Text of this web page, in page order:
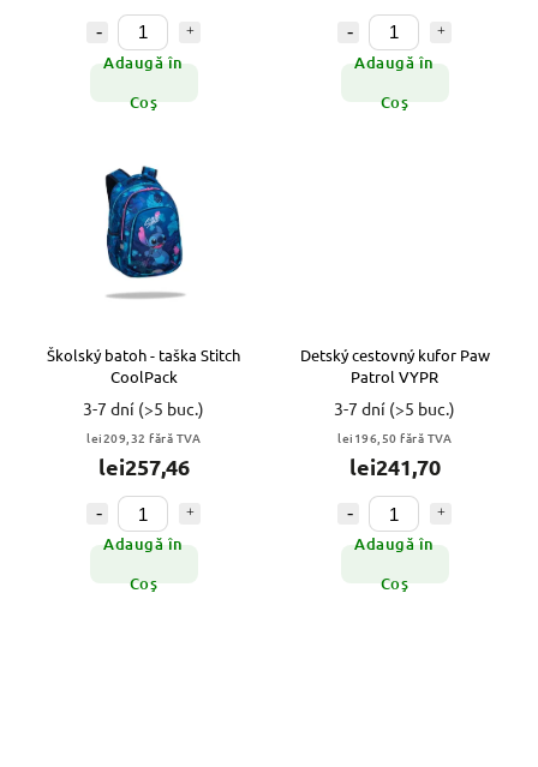
Adaugă în
Coş
Adaugă în
Coş
Školský batoh - taška Stitch
CoolPack
3-7 dní (>5 buc.)
lei209,32 fără TVA
lei257,46
Adaugă în
Coş
Detský cestovný kufor Paw
Patrol VYPR
3-7 dní (>5 buc.)
lei196,50 fără TVA
lei241,70
Adaugă în
Coş